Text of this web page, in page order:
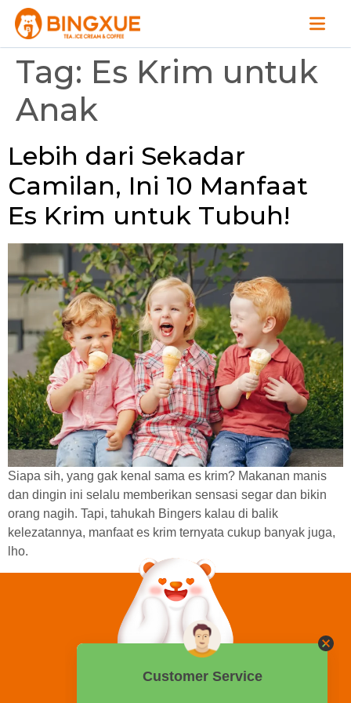
Tag: Es Krim untuk
Anak
Lebih dari Sekadar
Camilan, Ini 10 Manfaat
Es Krim untuk Tubuh!
Siapa sih, yang gak kenal sama es krim? Makanan manis
dan dingin ini selalu memberikan sensasi segar dan bikin
orang nagih. Tapi, tahukah Bingers kalau di balik
kelezatannya, manfaat es krim ternyata cukup banyak juga,
lho.
0858 2015 9999